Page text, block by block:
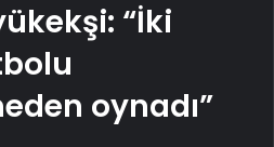
“İki
oynadı”